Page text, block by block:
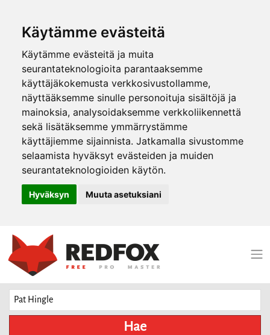
Käytämme evästeitä
Käytämme evästeitä ja muita
seurantateknologioita parantaaksemme
käyttäjäkokemusta verkkosivustollamme,
näyttääksemme sinulle personoituja sisältöjä ja
mainoksia, analysoidaksemme verkkoliikennettä
sekä lisätäksemme ymmärrystämme
käyttäjiemme sijainnista. Jatkamalla sivustomme
selaamista hyväksyt evästeiden ja muiden
seurantateknologioiden käytön.
Hyväksyn Muuta asetuksiani
Hae